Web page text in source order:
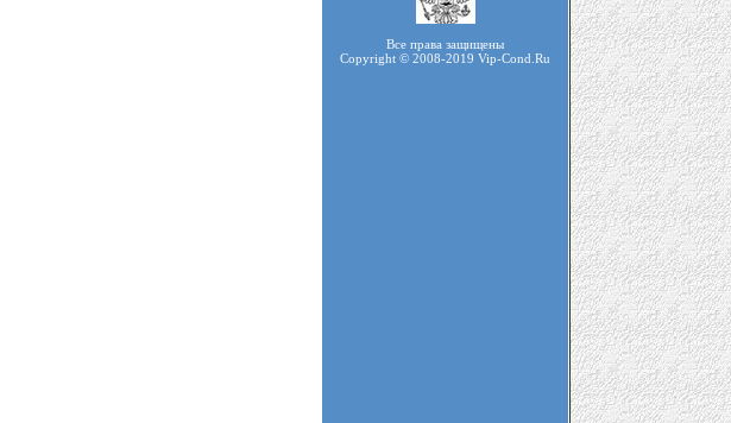
Все права защищены
Copyright © 2008-2019 Vip-Cond.Ru